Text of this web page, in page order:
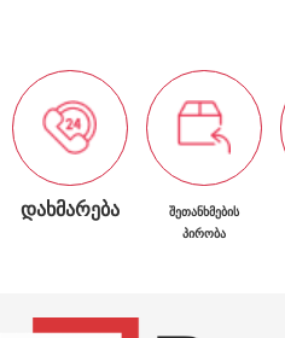
ᲓᲐᲮᲛᲐᲠᲔᲑᲐ
ᲨᲔᲗᲐᲜᲮᲛᲔᲑᲘᲡ
ᲞᲘᲠᲝᲑᲐ